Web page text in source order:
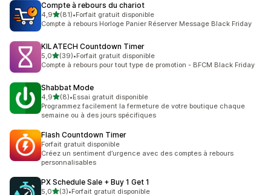
Compte à rebours du chariot
4,9étoile(s) sur 5
(81)
81 avis au total
•Forfait gratuit disponible
Compte à rebours Horloge Panier Réserver Message Black Friday
KILATECH Countdown Timer
5,0étoile(s) sur 5
(39)
39 avis au total
•Forfait gratuit disponible
Compte à rebours pour tout type de promotion - BFCM Black Friday
Shabbat Mode
4,9étoile(s) sur 5
(8)
8 avis au total
•Essai gratuit disponible
Programmez facilement la fermeture de votre boutique chaque
semaine ou à des jours spécifiques
Flash Countdown Timer
Forfait gratuit disponible
Créez un sentiment d’urgence avec des comptes à rebours
personnalisables
PX Schedule Sale + Buy 1 Get 1
5,0étoile(s) sur 5
(3)•Forfait gratuit disponible